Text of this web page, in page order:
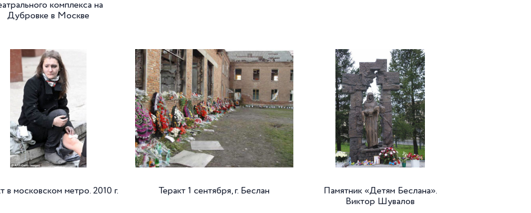
комплекса на
Дубровке в Москве
в московском метро. 2010 г. Теракт 1 сентября, г. Беслан
Памятник «Детям Беслана».
Виктор Шувалов